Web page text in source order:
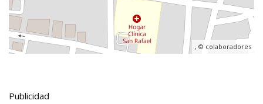
, © colaboradores
Publicidad